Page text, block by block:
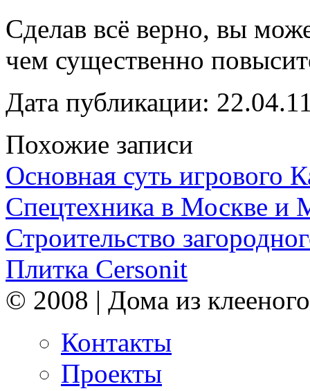
Сделав всё верно, вы
чем существенно
Дата публикации:
Похожие записи
Основная суть игрового
Спецтехника в Москве и
Строительство
Плитка Cersonit
© 2008 | Дома из
Контакты
Проекты